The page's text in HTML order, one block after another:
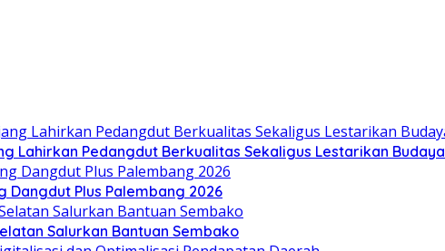
Lahirkan Pedangdut Berkualitas Sekaligus Lestarikan Budaya
Dangdut Plus Palembang 2026
Salurkan Bantuan Sembako